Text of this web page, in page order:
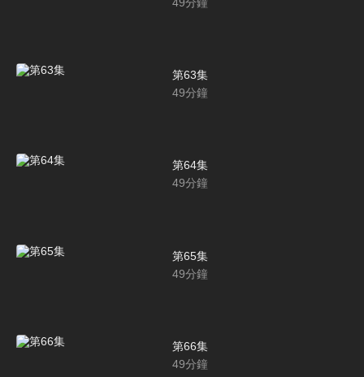
第63集
49分鐘
第64集
49分鐘
第65集
49分鐘
第66集
49分鐘